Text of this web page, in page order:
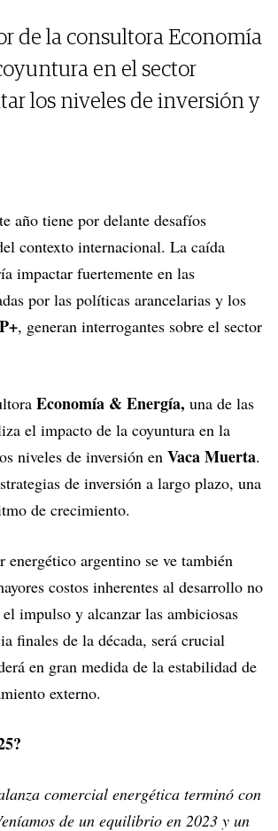
de la consultora Economía
en el sector
los niveles de inversión y
año tiene por delante desafíos
contexto internacional. La caída
impactar fuertemente en las
por las políticas arancelarias y los
, generan interrogantes sobre el sector
Economía & Energía, una de las
el impacto de la coyuntura en la
niveles de inversión en Vaca Muerta.
de inversión a largo plazo, una
de crecimiento.
argentino se ve también
costos inherentes al desarrollo no
impulso y alcanzar las ambiciosas
finales de la década, será crucial
en gran medida de la estabilidad de
externo.
comercial energética terminó con
de un equilibrio en 2023 y un